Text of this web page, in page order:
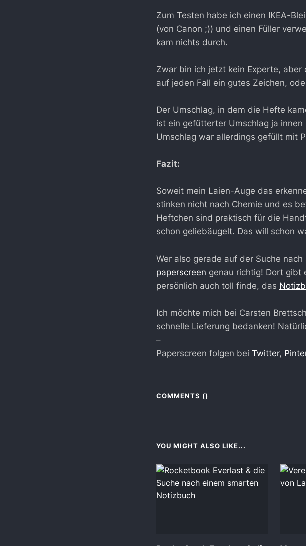
Zum Testen habe ich einen IKEA-
(von Canon ;)) und einen Füller
kam nichts durch.
Zwar bin ich jetzt kein Experte,
auf jeden Fall ein gutes Zeichen,
Der Umschlag, in dem die Hefte
ist ein gefütterter Umschlag ja
Umschlag war allerdings gefüllt mit
Fazit:
Soweit mein Laien-Auge das
stinken nicht nach Chemie und es
Heftchen sind praktisch für die
schon geliebäugelt. Das will schon
Wer also gerade auf der Suche
paperscreen genau richtig! Dort gibt
persönlich auch toll finde, das
Ich möchte mich bei Carsten
schnelle Lieferung bedanken!
–
Paperscreen folgen bei Twitter,
COMMENTS ()
YOU MIGHT ALSO LIKE...